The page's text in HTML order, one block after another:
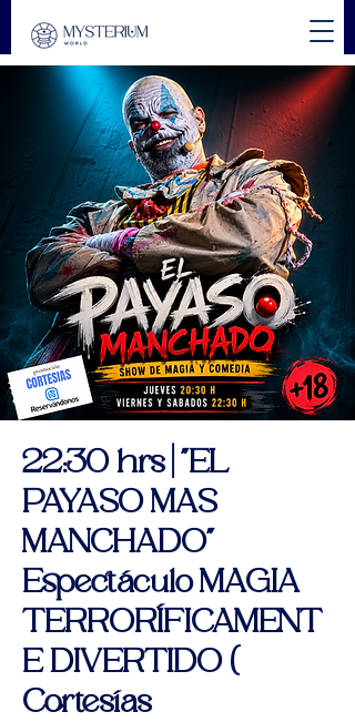
22:30 hrs | "EL
PAYASO MAS
MANCHADO"
Espectáculo MAGIA
TERRORÍFICAMENT
E DIVERTIDO (
Cortesías